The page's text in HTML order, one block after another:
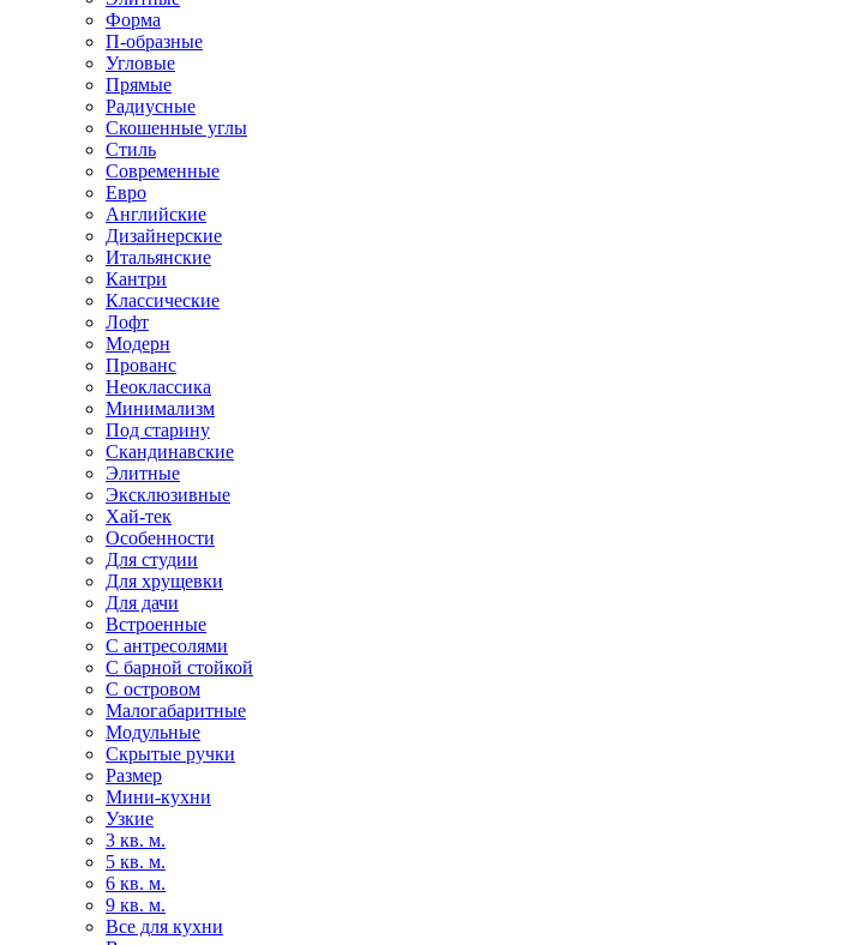
Форма
П-образные
Угловые
Прямые
Радиусные
Скошенные углы
Стиль
Современные
Евро
Английские
Дизайнерские
Итальянские
Кантри
Классические
Лофт
Модерн
Прованс
Неоклассика
Минимализм
Под старину
Скандинавские
Элитные
Эксклюзивные
Хай-тек
Особенности
Для студии
Для хрущевки
Для дачи
Встроенные
С антресолями
С барной стойкой
С островом
Малогабаритные
Модульные
Скрытые ручки
Размер
Мини-кухни
Узкие
3 кв. м.
5 кв. м.
6 кв. м.
9 кв. м.
Все для кухни